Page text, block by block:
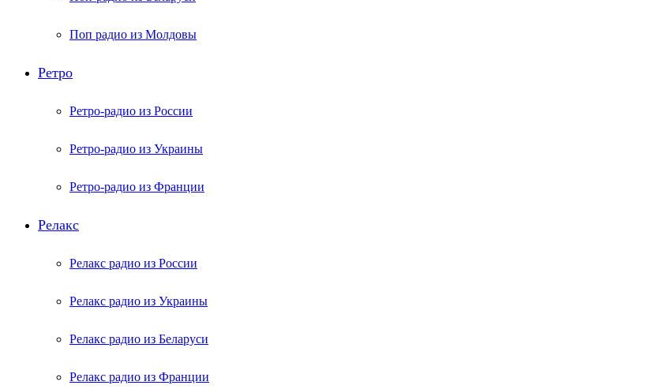
Поп радио из Молдовы
Ретро
Ретро-радио из России
Ретро-радио из Украины
Ретро-радио из Франции
Релакс
Релакс радио из России
Релакс радио из Украины
Релакс радио из Беларуси
Релакс радио из Франции